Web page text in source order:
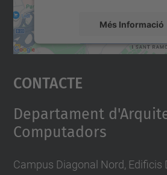
Més Informació
Accepta
powered by
Contacte
Departament
Computadors
Campus Diagonal Nord, Edificis